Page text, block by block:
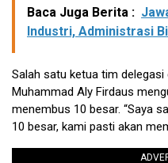
Baca Juga Berita :
Industri, Administrasi
Salah satu ketua tim
Muhammad Aly Firdaus
menembus 10 besar. “Saya
10 besar, kami pasti akan